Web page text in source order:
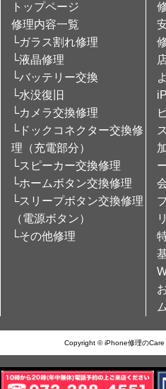
トップページ
修理内容一覧
└ガラス割れ修理
└液晶修理
└バッテリー交換
└水没復旧
└カメラ交換修理
└ドックコネクター交換修
理（充電部分）
└スピーカー交換修理
└ホームボタン交換修理
└スリープボタン交換修理
（電源ボタン）
└その他修理
ム
Copyright © iPhone修理のCare